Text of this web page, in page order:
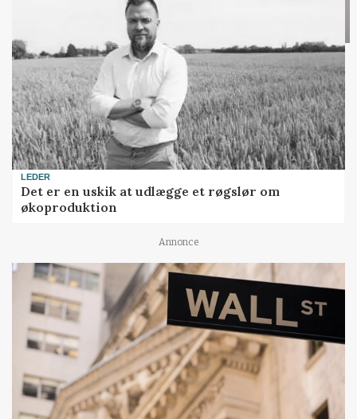
LEDER
Det er en uskik at udlægge et røgslør om
økoproduktion
Annonce